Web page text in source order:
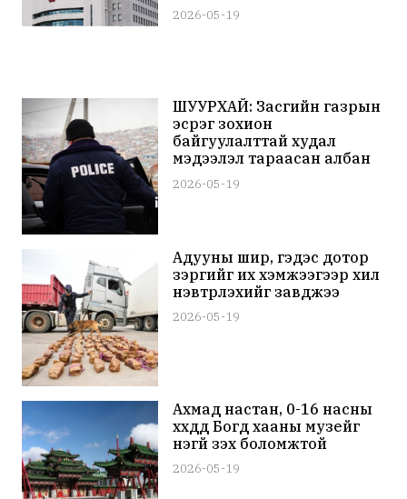
2026-05-19
ШУУРХАЙ: Засгийн газрын
эсрэг зохион
байгуулалттай худал
мэдээлэл тараасан албан
тушаалтнуудыг шалгаж
эхэлжээ
2026-05-19
Адууны шир, гэдэс дотор
зэргийг их хэмжээгээр хил
нэвтрүүлэхийг завджээ
2026-05-19
Ахмад настан, 0-16 насны
хүүхдүүд Богд хааны музейг
үнэгүй үзэх боломжтой
2026-05-19